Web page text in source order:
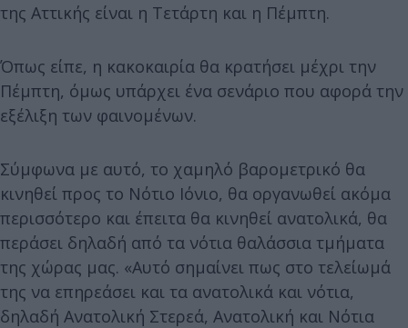
της Αττικής είναι η Τετάρτη και η Πέμπτη.
Όπως είπε, η κακοκαιρία θα κρατήσει μέχρι την
Πέμπτη, όμως υπάρχει ένα σενάριο που αφορά την
εξέλιξη των φαινομένων.
Σύμφωνα με αυτό, το χαμηλό βαρομετρικό θα
κινηθεί προς το Νότιο Ιόνιο, θα οργανωθεί ακόμα
περισσότερο και έπειτα θα κινηθεί ανατολικά, θα
περάσει δηλαδή από τα νότια θαλάσσια τμήματα
της χώρας μας. «Αυτό σημαίνει πως στο τελείωμά
της να επηρεάσει και τα ανατολικά και νότια,
δηλαδή Ανατολική Στερεά, Ανατολική και Νότια